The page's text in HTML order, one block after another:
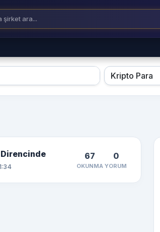
67
OKUNMA
0
YORUM